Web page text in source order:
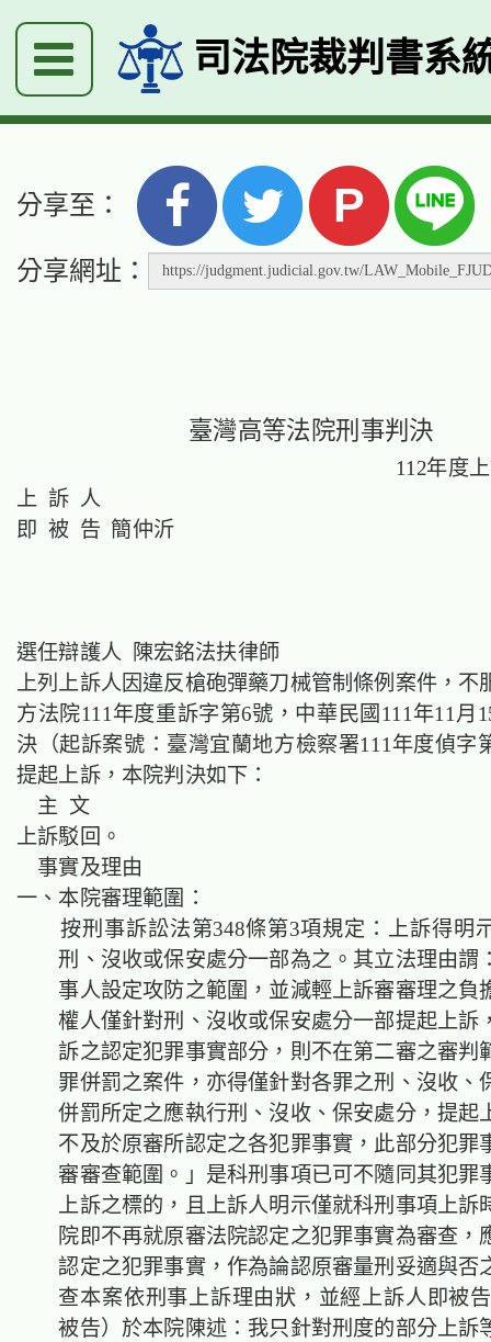
司法院裁判書系
分享至： P
分享網址：
臺灣高等法院刑事判決
112年度
上 訴 人
即 被 告 簡仲沂
選任辯護人 陳宏銘法扶律師
上列上訴人因違反槍砲彈藥刀械管制條例案件，不
方法院111年度重訴字第6號，中華民國111年11月
決（起訴案號：臺灣宜蘭地方檢察署111年度偵字
提起上訴，本院判決如下：
主 文
上訴駁回。
事實及理由
一、本院審理範圍：
按刑事訴訟法第348條第3項規定：上訴得明
刑、沒收或保安處分一部為之。其立法理由謂
事人設定攻防之範圍，並減輕上訴審審理之負
權人僅針對刑、沒收或保安處分一部提起上訴
訴之認定犯罪事實部分，則不在第二審之審判
罪併罰之案件，亦得僅針對各罪之刑、沒收、
併罰所定之應執行刑、沒收、保安處分，提起
不及於原審所認定之各犯罪事實，此部分犯罪
審審查範圍。」是科刑事項已可不隨同其犯罪
上訴之標的，且上訴人明示僅就科刑事項上訴
院即不再就原審法院認定之犯罪事實為審查，
認定之犯罪事實，作為論認原審量刑妥適與否
查本案依刑事上訴理由狀，並經上訴人即被
被告）於本院陳述：我只針對刑度的部分上訴